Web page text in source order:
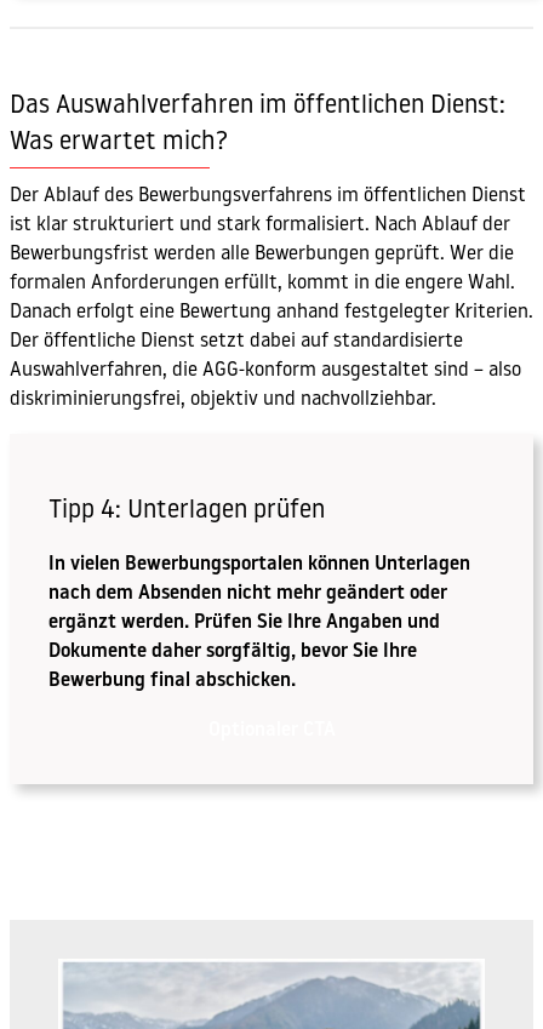
Das Auswahlverfahren im öffentlichen Dienst:
Was erwartet mich?
Der Ablauf des Bewerbungsverfahrens im öffentlichen Dienst
ist klar strukturiert und stark formalisiert. Nach Ablauf der
Bewerbungsfrist werden alle Bewerbungen geprüft. Wer die
formalen Anforderungen erfüllt, kommt in die engere Wahl.
Danach erfolgt eine Bewertung anhand festgelegter Kriterien.
Der öffentliche Dienst setzt dabei auf standardisierte
Auswahlverfahren, die AGG-konform ausgestaltet sind – also
diskriminierungsfrei, objektiv und nachvollziehbar.
Tipp 4: Unterlagen prüfen
In vielen Bewerbungsportalen können Unterlagen
nach dem Absenden nicht mehr geändert oder
ergänzt werden. Prüfen Sie Ihre Angaben und
Dokumente daher sorgfältig, bevor Sie Ihre
Bewerbung final abschicken.